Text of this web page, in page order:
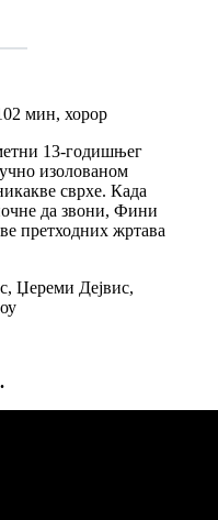
мин, хорор
13-годишњег
изолованом
сврхе. Када
да звони, Фини
претходних жртава
Џереми Дејвис,